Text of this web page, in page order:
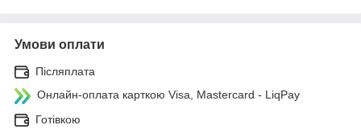
Умови оплати
Післяплата
Онлайн-оплата карткою Visa, Mastercard - LiqPay
Готівкою